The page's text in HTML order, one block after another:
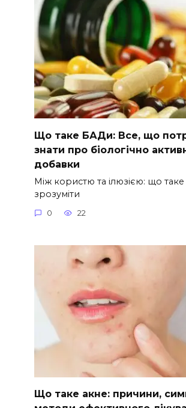
Що таке БАДи: Все, що
знати про біологічно
добавки
Між користю та ілюзією: що
зрозуміти
0 22
Що таке акне: причини,